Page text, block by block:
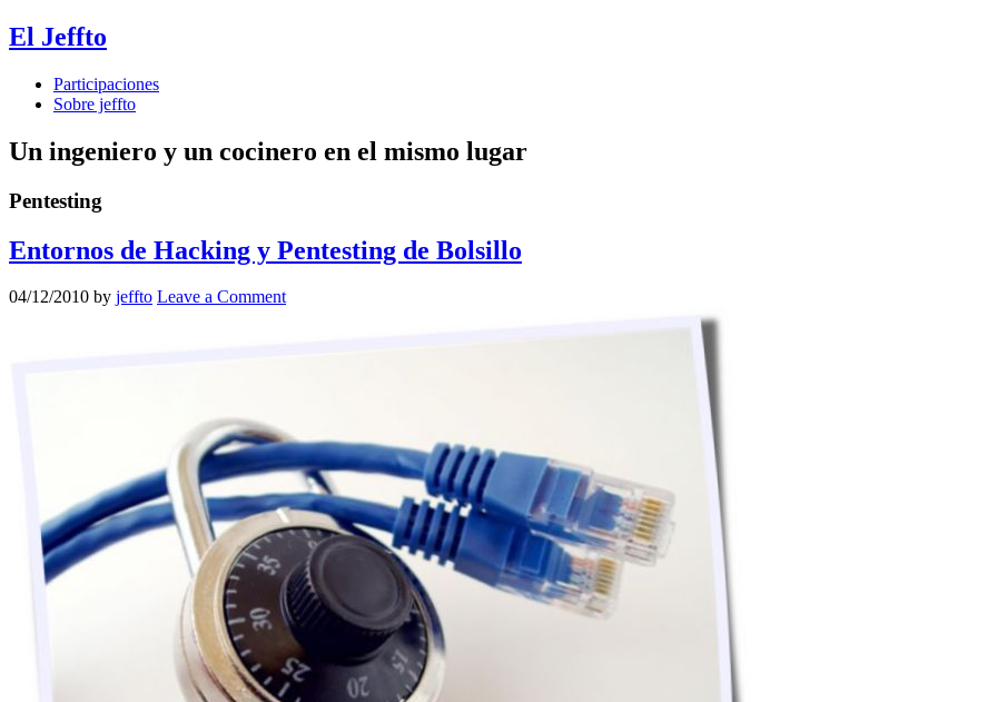
El Jeffto
Participaciones
Sobre jeffto
Un ingeniero y un cocinero en el mismo lugar
Pentesting
Entornos de Hacking y Pentesting de Bolsillo
04/12/2010 by jeffto Leave a Comment